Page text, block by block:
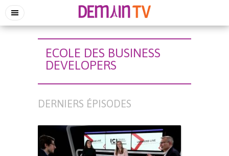
ECOLE DES BUSINESS
DEVELOPERS
DERNIERS ÉPISODES